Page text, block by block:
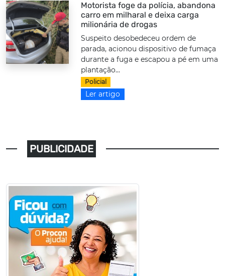
Motorista foge da polícia, abandona
carro em milharal e deixa carga
milionária de drogas
Suspeito desobedeceu ordem de
parada, acionou dispositivo de fumaça
durante a fuga e escapou a pé em uma
plantação...
Policial
Ler artigo
PUBLICIDADE